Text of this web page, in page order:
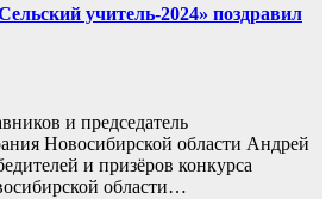
учитель-2024» поздравил
и председатель
Новосибирской области Андрей
и призёров конкурса
области…